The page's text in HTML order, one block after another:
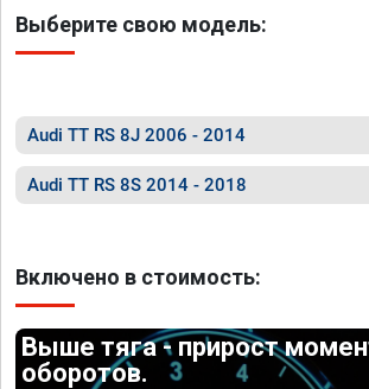
Выберите свою модель:
Audi TT RS 8J 2006 - 2014
Audi TT RS 8S 2014 - 2018
Включено в стоимость:
Выше тяга - прирост
оборотов.